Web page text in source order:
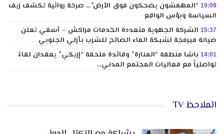
19:09 “المهمشون يضحكون فوق الأرض”… صرخة روائية تكشف زيف
السياسة وبؤس الواقع
15:37 الشركة الجهوية متعددة الخدمات مراكش – آسفي تعلن
صيانة مبرمجة لشبكة الماء الصالح للشرب بأزلي الجنوبي
14:01 باشا منطقة “المنارة” وقائدة ملحقة “إزيكي” يعقدان لقاءً
تواصلياً مع فعاليات المجتمع المدني…
الملاحظ TV